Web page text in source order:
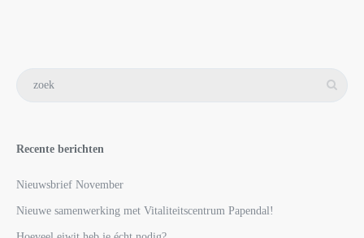
Recente berichten
Nieuwsbrief November
Nieuwe samenwerking met Vitaliteitscentrum Papendal!